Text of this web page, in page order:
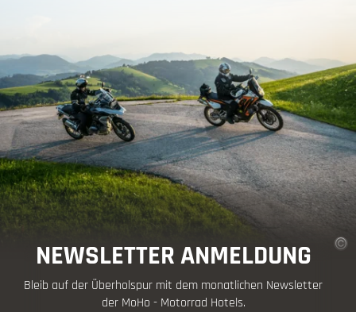
NEWSLETTER ANMELDUNG
Bleib auf der Überholspur mit dem monatlichen Newsletter
der MoHo - Motorrad Hotels.